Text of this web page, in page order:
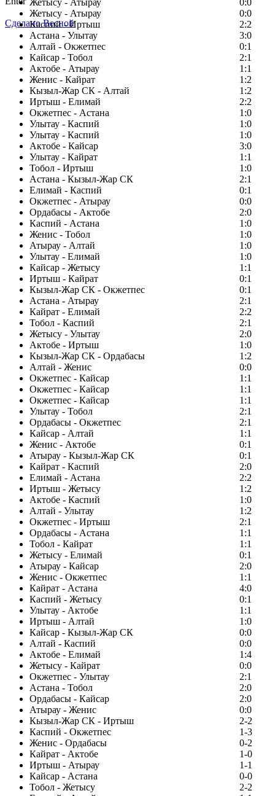
Жетысу - Атырау
0:0
Жетысу - Атырау
0:0
Каспий - Иртыш
2:2
Астана - Улытау
3:0
Алтай - Окжетпес
0:1
Кайсар - Тобол
2:1
Актобе - Атырау
1:1
Женис - Кайрат
1:2
Кызыл-Жар СК - Алтай
1:2
Иртыш - Елимай
2:2
Окжетпес - Астана
1:0
Улытау - Каспий
1:0
Улытау - Каспий
1:0
Актобе - Кайсар
3:0
Улытау - Кайрат
1:1
Тобол - Иртыш
1:0
Астана - Кызыл-Жар СК
2:1
Елимай - Каспий
0:1
Окжетпес - Атырау
0:0
Ордабасы - Актобе
2:0
Каспий - Астана
1:0
Женис - Тобол
1:0
Атырау - Алтай
1:0
Улытау - Елимай
1:0
Кайсар - Жетысу
1:1
Иртыш - Кайрат
0:1
Кызыл-Жар СК - Окжетпес
0:1
Астана - Атырау
2:1
Кайрат - Елимай
2:2
Тобол - Каспий
2:1
Жетысу - Улытау
2:0
Актобе - Иртыш
1:0
Кызыл-Жар СК - Ордабасы
1:2
Алтай - Женис
0:0
Окжетпес - Кайсар
1:1
Окжетпес - Кайсар
1:1
Окжетпес - Кайсар
1:1
Улытау - Тобол
2:1
Ордабасы - Окжетпес
2:1
Кайсар - Алтай
1:1
Женис - Актобе
0:1
Атырау - Кызыл-Жар СК
0:1
Кайрат - Каспий
2:0
Елимай - Астана
2:2
Иртыш - Жетысу
1:2
Актобе - Каспий
1:0
Алтай - Улытау
1:2
Окжетпес - Иртыш
2:1
Ордабасы - Астана
1:1
Тобол - Кайрат
1:1
Жетысу - Елимай
0:1
Атырау - Кайсар
2:0
Женис - Окжетпес
1:1
Кайрат - Астана
4:0
Каспий - Жетысу
0:1
Улытау - Актобе
1:1
Иртыш - Алтай
1:0
Кайсар - Кызыл-Жар СК
0:0
Алтай - Каспий
0:0
Актобе - Елимай
1:4
Жетысу - Кайрат
0:0
Окжетпес - Улытау
2:1
Астана - Тобол
2:0
Ордабасы - Кайсар
2:0
Атырау - Женис
0:0
Кызыл-Жар СК - Иртыш
2-2
Каспий - Окжетпес
1-3
Женис - Ордабасы
0-2
Кайрат - Актобе
1-0
Иртыш - Атырау
1-1
Кайсар - Астана
0-0
Тобол - Жетысу
2-2
Сделано Весной